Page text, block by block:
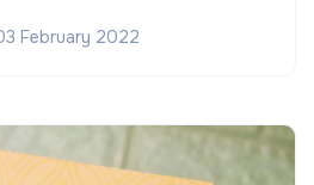
February 2022